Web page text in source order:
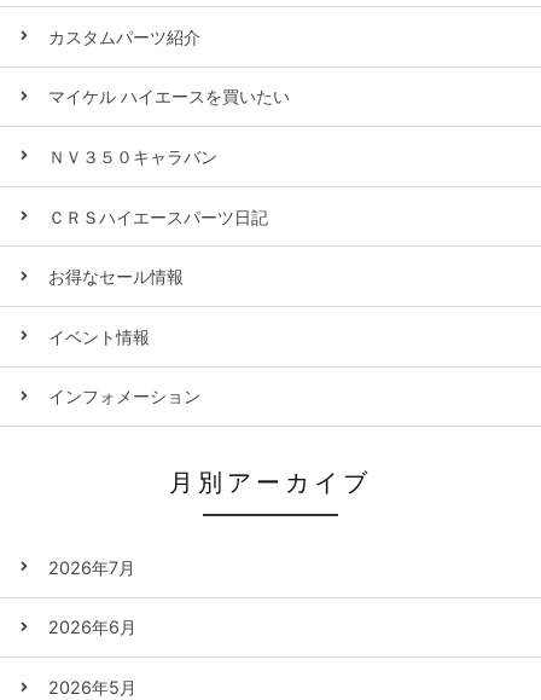
カスタムパーツ紹介
マイケル ハイエースを買いたい
ＮＶ３５０キャラバン
ＣＲＳハイエースパーツ日記
お得なセール情報
イベント情報
インフォメーション
月別アーカイブ
2026年7月
2026年6月
2026年5月